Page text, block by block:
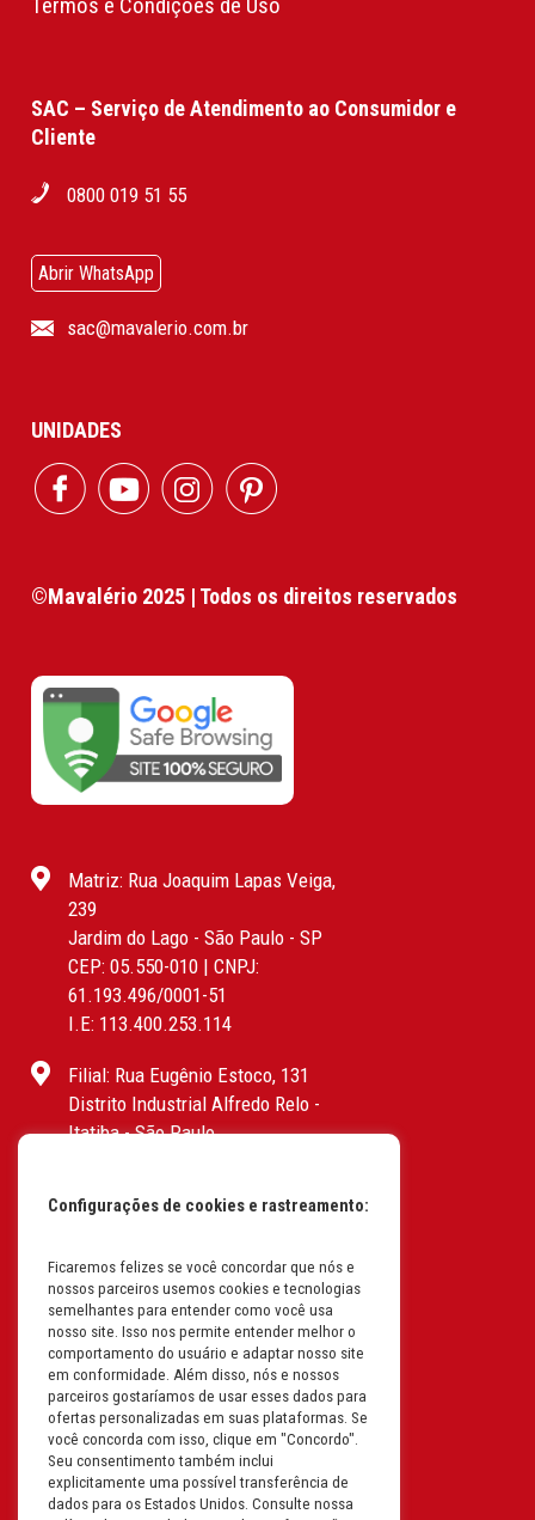
Termos e Condições de Uso
SAC – Serviço de Atendimento ao Consumidor e
Cliente
0800 019 51 55
Abrir WhatsApp
sac@mavalerio.com.br
UNIDADES
©Mavalério 2025 | Todos os direitos reservados
Matriz: Rua Joaquim Lapas Veiga,
239
Jardim do Lago - São Paulo - SP
CEP: 05.550-010 | CNPJ:
61.193.496/0001-51
I.E: 113.400.253.114
Filial: Rua Eugênio Estoco, 131
Distrito Industrial Alfredo Relo -
Itatiba - São Paulo
I.E: 382.096.357.1147
Filial: Av. Odila Chaves Rodrigues,
1277
Parque industrial RM - Condomínio
Therapark - Jundiaí - São Paulo
CEP: 13.213-087 | CNPJ:
61.193.496/0018-08
I.E: 407.642.800.114
Filial: Rua em Projeto G, 728 – Letra A
Configurações de cookies e rastreamento:
Ficaremos felizes se você concordar que nós e
nossos parceiros usemos cookies e tecnologias
semelhantes para entender como você usa
nosso site. Isso nos permite entender melhor o
comportamento do usuário e adaptar nosso site
em conformidade. Além disso, nós e nossos
parceiros gostaríamos de usar esses dados para
ofertas personalizadas em suas plataformas. Se
você concorda com isso, clique em "Concordo".
Seu consentimento também inclui
explicitamente uma possível transferência de
dados para os Estados Unidos. Consulte nossa